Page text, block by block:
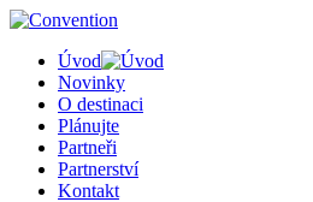
Úvod
Novinky
O destinaci
Plánujte
Partneři
Partnerství
Kontakt